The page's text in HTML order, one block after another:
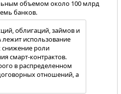
облигаций в России, к
послаблений ЦБ по
банки размещать средства в
конкуренция за
и компании активно
которые нужно
развитие
— компании
жить долго, а из-за
объемом около 100 млрд
банков.
облигаций, займов и
использование
снижение роли
смарт-контрактов.
в распределенном
отношений, а